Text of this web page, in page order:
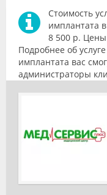
Стоимость
имплантата
8 500 р. Цены
Подробнее об
имплантата вас
администраторы